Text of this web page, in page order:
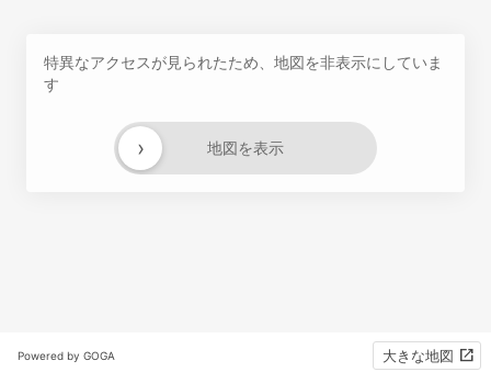
特異なアクセスが見られたため、地図を非表示にしていま
す
地図を表示
›
Powered by GOGA 大きな地図